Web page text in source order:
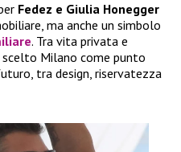
Fedez e Giulia Honegger
ma anche un simbolo
. Tra vita privata e
scelto Milano come punto
tra design, riservatezza